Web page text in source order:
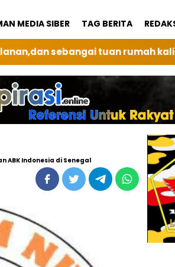
MEDIA SIBER TAG BERITA
kali ini BRI Unit Silindung
ABK Indonesia di Senegal